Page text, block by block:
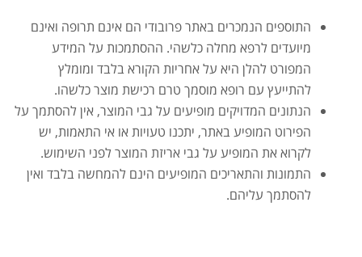
התוספים הנמכרים באתר פרובודי הם אינם תרופה ואינם
מיועדים לרפא מחלה כלשהי. ההסתמכות על המידע
המפורט להלן היא על אחריות הקורא בלבד ומומלץ
להתייעץ עם רופא מוסמך טרם רכישת מוצר כלשהו.
הנתונים המדויקים מופיעים על גבי המוצר, אין להסתמך על
הפירוט המופיע באתר, יתכנו טעויות או אי התאמות, יש
לקרוא את המופיע על גבי אריזת המוצר לפני השימוש.
התמונות והתאריכים המופיעים הינם להמחשה בלבד ואין
להסתמך עליהם.
שייקר מקצועי פרובודי לחלבון או גיינר
₪40.00
₪20.00
אבקת חלבון הידרוליזט איזולט